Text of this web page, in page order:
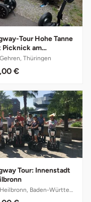
Tour Hohe Tanne
Picknick am
Gehren, Thüringen
€
Tour: Innenstadt
Heilbronn, Baden-Württemberg